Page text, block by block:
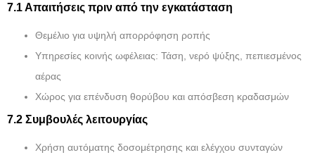
7.1 Απαιτήσεις πριν από την εγκατάσταση
Θεμέλιο για υψηλή απορρόφηση ροπής
Υπηρεσίες κοινής ωφέλειας: Τάση, νερό ψύξης, πεπιεσμένος
αέρας
Χώρος για επένδυση θορύβου και απόσβεση κραδασμών
7.2 Συμβουλές λειτουργίας
Χρήση αυτόματης δοσομέτρησης και ελέγχου συνταγών